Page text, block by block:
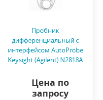
Пробник
дифференциальный с
интерфейсом AutoProbe
Keysight (Agilent) N2818A
Цена по
запросу